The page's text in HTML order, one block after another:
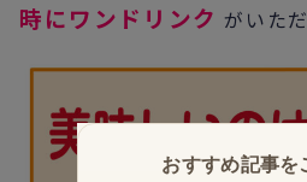
時にワンドリンク がいた